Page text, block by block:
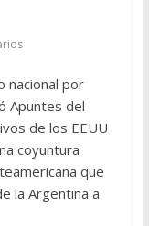
nacional por
Apuntes del
de los EEUU
coyuntura
que
la Argentina a